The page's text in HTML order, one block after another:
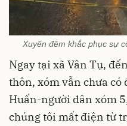
Xuyên đêm khắc phục sự
Ngay tại xã Vân Tụ,
thôn, xóm vẫn chưa
Huấn-người dân xóm
chúng tôi mất điện từ